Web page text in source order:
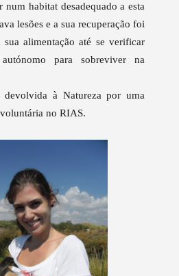
habitat desadequado a esta
lesões e a sua recuperação foi
alimentação até se verificar
para sobreviver na
devolvida à Natureza por uma
no RIAS.